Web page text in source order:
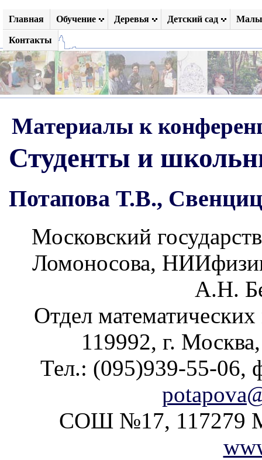
Главная Обучение Деревья Детский сад
Контакты
Материалы к
Студенты и
Потапова Т.В.,
Московский
Ломоносова,
А.Н.
Отдел
119992, г.
Тел.: (095)939-55-06,
СОШ №17, 117279